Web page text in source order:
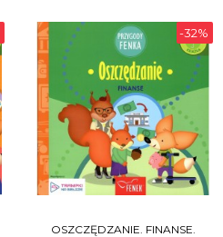
-32%
OSZCZĘDZANIE. FINANSE.